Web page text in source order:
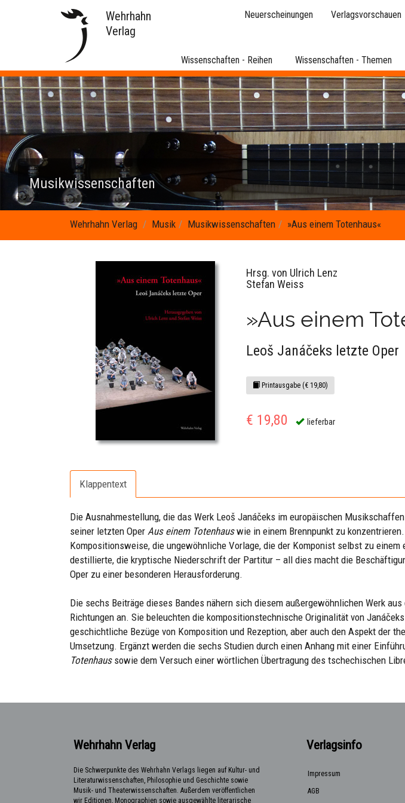
Wehrhahn
Verlag
Neuerscheinungen Verlagsvorschauen
Wissenschaften - Reihen Wissenschaften - Themen
Musikwissenschaften
Wehrhahn Verlag Musik Musikwissenschaften »Aus einem Totenhaus«
Hrsg. von Ulrich Lenz
Stefan Weiss
»Aus einem
Leoš Janáčeks letzte Oper
Printausgabe (€ 19,80)
€ 19,80 lieferbar
Klappentext
Die Ausnahmestellung, die das Werk Leoš Janáčeks im europäischen
seiner letzten Oper Aus einem Totenhauswie in einem Brennpunkt zu
Kompositionsweise, die ungewöhnliche Vorlage, die der Komponist selbst zu
destillierte, die kryptische Niederschrift der Partitur – all dies macht die
Oper zu einer besonderen Herausforderung.
Die sechs Beiträge dieses Bandes nähern sich diesem außergewöhnlichen Werk
Richtungen an. Sie beleuchten die kompositionstechnische Originalität von
geschichtliche Bezüge von Komposition und Rezeption, aber auch den Aspekt der
Umsetzung. Ergänzt werden die sechs Studien durch einen Anhang mit einer
Totenhaussowie dem Versuch einer wörtlichen Übertragung des tschechischen
Wehrhahn Verlag
Die Schwerpunkte des Wehrhahn Verlags liegen auf Kultur- und
Literaturwissenschaften, Philosophie und Geschichte sowie
Musik- und Theaterwissenschaften. Außerdem veröffentlichen
wir Editionen, Monographien sowie ausgewählte literarische
Verlagsinfo
Impressum
AGB